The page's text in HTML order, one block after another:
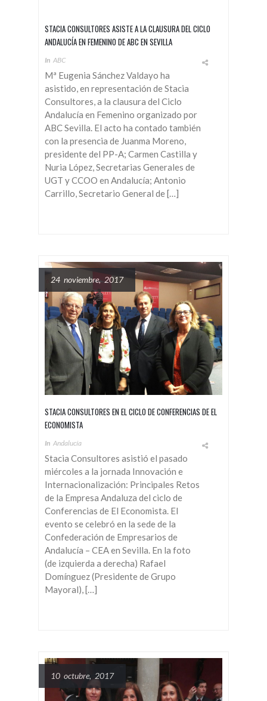
STACIA CONSULTORES ASISTE A LA CLAUSURA DEL CICLO
ANDALUCÍA EN FEMENINO DE ABC EN SEVILLA
In ABC
Mª Eugenia Sánchez Valdayo ha
asistido, en representación de Stacia
Consultores, a la clausura del Ciclo
Andalucía en Femenino organizado por
ABC Sevilla. El acto ha contado también
con la presencia de Juanma Moreno,
presidente del PP-A; Carmen Castilla y
Nuria López, Secretarias Generales de
UGT y CCOO en Andalucía; Antonio
Carrillo, Secretario General de […]
24 noviembre, 2017
STACIA CONSULTORES EN EL CICLO DE CONFERENCIAS DE EL
ECONOMISTA
In Andalucía
Stacia Consultores asistió el pasado
miércoles a la jornada Innovación e
Internacionalización: Principales Retos
de la Empresa Andaluza del ciclo de
Conferencias de El Economista. El
evento se celebró en la sede de la
Confederación de Empresarios de
Andalucía – CEA en Sevilla. En la foto
(de izquierda a derecha) Rafael
Domínguez (Presidente de Grupo
Mayoral), […]
10 octubre, 2017